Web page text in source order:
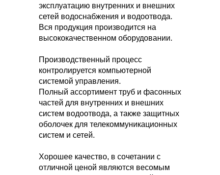
эксплуатацию внутренних и внешних
сетей водоснабжения и водоотвода.
Вся продукция производится на
высококачественном оборудовании.
Производственный процесс
контролируется компьютерной
системой управления.
Полный ассортимент труб и фасонных
частей для внутренних и внешних
систем водоотвода, а также защитных
оболочек для телекоммуникационных
систем и сетей.
Хорошее качество, в сочетании с
отличной ценой являются весомым